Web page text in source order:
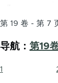
第 19 卷 - 第 7
导航： 第19
1